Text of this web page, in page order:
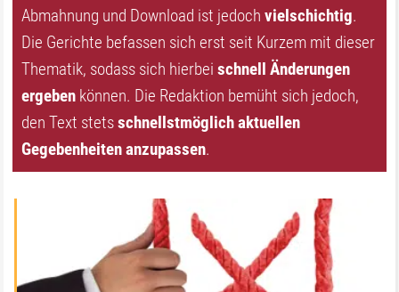
Abmahnung und Download ist jedochvielschichtig.
Die Gerichte befassen sich erst seit Kurzem mit dieser
Thematik, sodass sich hierbeischnell Änderungen
ergeben können. Die Redaktion bemüht sich jedoch,
den Text stetsschnellstmöglich aktuellen
Gegebenheiten anzupassen.